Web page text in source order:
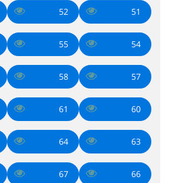
51
52
54
55
57
58
60
61
63
64
66
67